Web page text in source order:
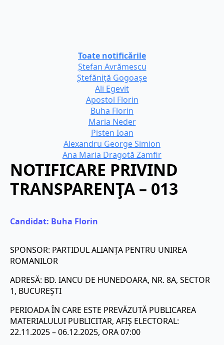
Toate notificările
Ștefan Avrămescu
Ștefăniță Gogoașe
Ali Egevit
Apostol Florin
Buha Florin
Maria Neder
Pisten Ioan
Alexandru George Simion
Ana Maria Dragotă Zamfir
NOTIFICARE PRIVIND
TRANSPARENŢA – 013
Candidat: Buha Florin
SPONSOR: PARTIDUL ALIANȚA PENTRU UNIREA
ROMANILOR
ADRESĂ: BD. IANCU DE HUNEDOARA, NR. 8A, SECTOR
1, BUCUREȘTI
PERIOADA ÎN CARE ESTE PREVĂZUTĂ PUBLICAREA
MATERIALULUI PUBLICITAR, AFIȘ ELECTORAL:
22.11.2025 – 06.12.2025, ORA 07:00